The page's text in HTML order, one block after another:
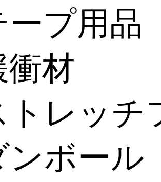
ープ用品
衝材
トレッチ
ンボール